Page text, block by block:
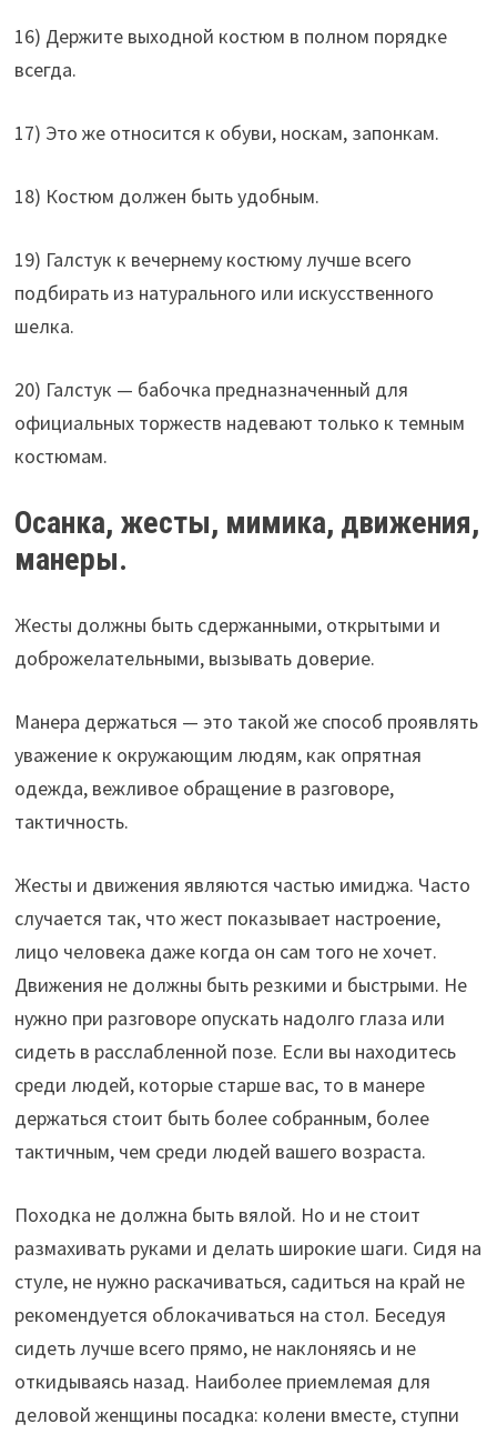
16) Держите выходной костюм в полном порядке
всегда.
17) Это же относится к обуви, носкам, запонкам.
18) Костюм должен быть удобным.
19) Галстук к вечернему костюму лучше всего
подбирать из натурального или искусственного
шелка.
20) Галстук — бабочка предназначенный для
официальных торжеств надевают только к темным
костюмам.
Осанка, жесты, мимика, движения,
манеры.
Жесты должны быть сдержанными, открытыми и
доброжелательными, вызывать доверие.
Манера держаться — это такой же способ проявлять
уважение к окружающим людям, как опрятная
одежда, вежливое обращение в разговоре,
тактичность.
Жесты и движения являются частью имиджа. Часто
случается так, что жест показывает настроение,
лицо человека даже когда он сам того не хочет.
Движения не должны быть резкими и быстрыми. Не
нужно при разговоре опускать надолго глаза или
сидеть в расслабленной позе. Если вы находитесь
среди людей, которые старше вас, то в манере
держаться стоит быть более собранным, более
тактичным, чем среди людей вашего возраста.
Походка не должна быть вялой. Но и не стоит
размахивать руками и делать широкие шаги. Сидя на
стуле, не нужно раскачиваться, садиться на край не
рекомендуется облокачиваться на стол. Беседуя
сидеть лучше всего прямо, не наклоняясь и не
откидываясь назад. Наиболее приемлемая для
деловой женщины посадка: колени вместе, ступни